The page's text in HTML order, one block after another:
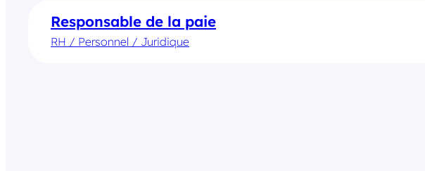
Responsable de la paie
RH / Personnel / Juridique